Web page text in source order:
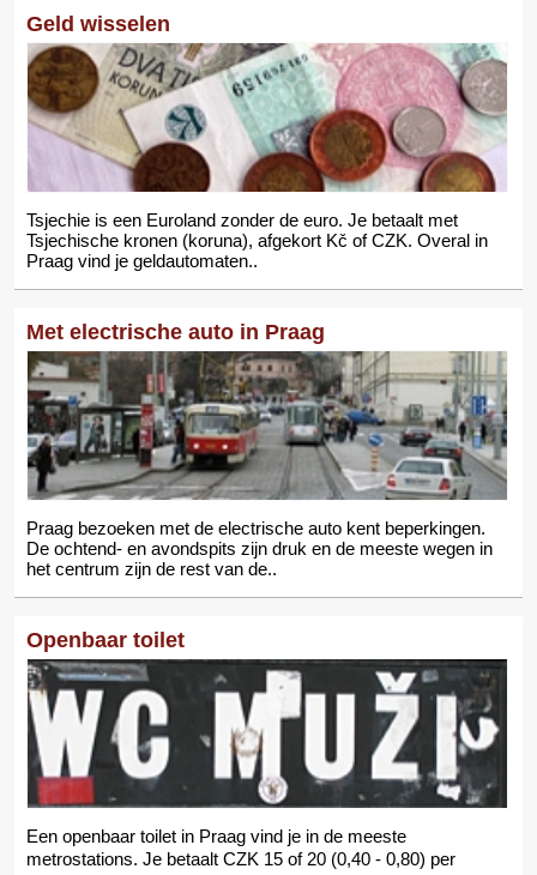
Geld wisselen
Tsjechie is een Euroland zonder de euro. Je betaalt met
Tsjechische kronen (koruna), afgekort Kč of CZK. Overal in
Praag vind je geldautomaten..
Met electrische auto in Praag
Praag bezoeken met de electrische auto kent beperkingen.
De ochtend- en avondspits zijn druk en de meeste wegen in
het centrum zijn de rest van de..
Openbaar toilet
Een openbaar toilet in Praag vind je in de meeste
metrostations. Je betaalt CZK 15 of 20 (0,40 - 0,80) per